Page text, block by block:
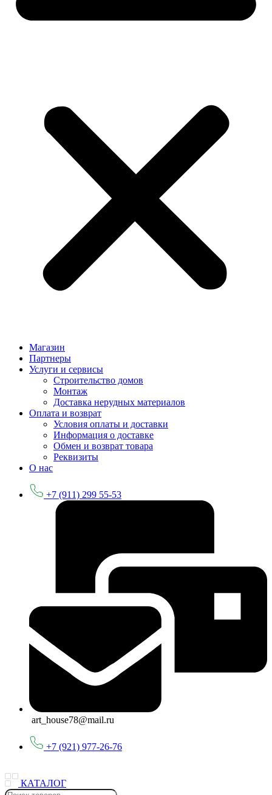
Магазин
Партнеры
Услуги и сервисы
Строительство домов
Монтаж
Доставка нерудных материалов
Оплата и возврат
Условия оплаты и доставки
Информация о доставке
Обмен и возврат товара
Реквизиты
О нас
+7 (911) 299 55-53
art_house78@mail.ru
+7 (921) 977-26-76
КАТАЛОГ